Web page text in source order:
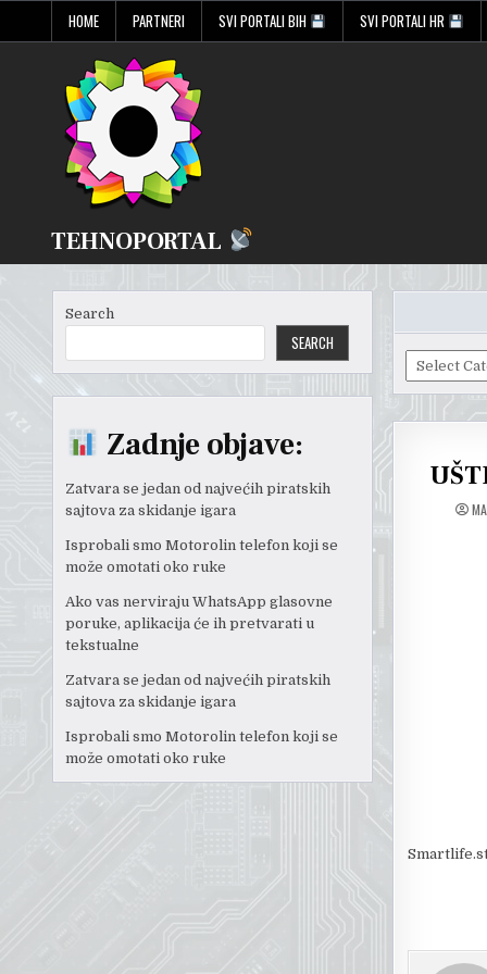
HOME PARTNERI SVI PORTALI BIH SVI PORTALI HR
TEHNOPORTAL
Search
SEARCH
Zadnje objave:
Zatvara se jedan od najvećih piratskih
sajtova za skidanje igara
Isprobali smo Motorolin telefon koji se
može omotati oko ruke
Ako vas nerviraju WhatsApp glasovne
poruke, aplikacija će ih pretvarati u
tekstualne
Zatvara se jedan od najvećih piratskih
sajtova za skidanje igara
Isprobali smo Motorolin telefon koji se
može omotati oko ruke
Odaberite
predmet: